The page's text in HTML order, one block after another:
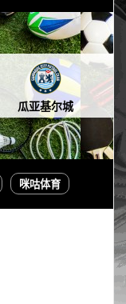
瓜亚基尔城
咪咕体育